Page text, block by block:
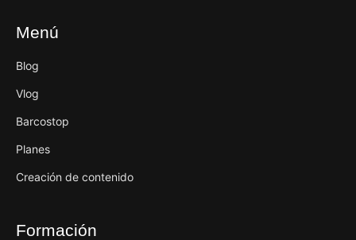
Menú
Blog
Vlog
Barcostop
Planes
Creación de contenido
Formación